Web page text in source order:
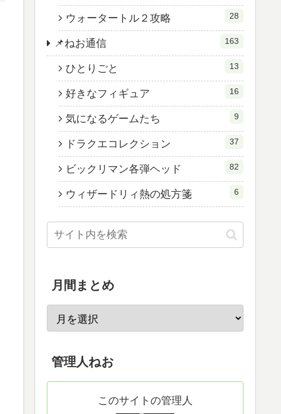
ウォータートル２攻略 28
📌ねお通信 163
ひとりごと 13
好きなフィギュア 16
気になるゲームたち 9
ドラクエコレクション 37
ビックリマン各弾ヘッド 82
ウィザードリィ熱の処方箋 6
月間まとめ
管理人ねお
このサイトの管理人